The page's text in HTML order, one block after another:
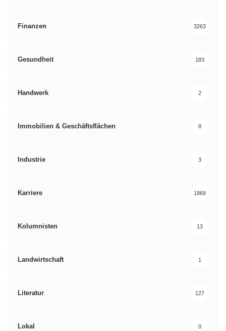
Finanzen 3263
Gesundheit 183
Handwerk 2
Immobilien & Geschäftsflächen 8
Industrie 3
Karriere 1869
Kolumnisten 13
Landwirtschaft 1
Literatur 127
Lokal 0